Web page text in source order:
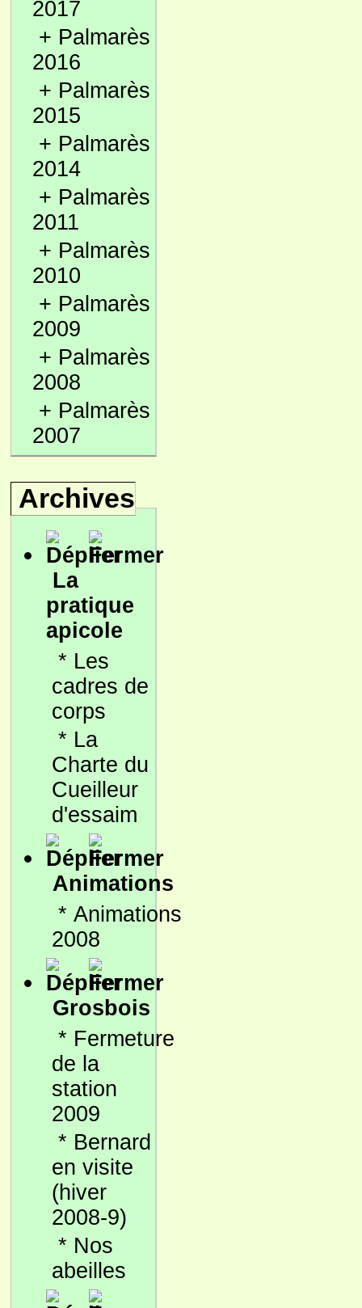
2017
+ Palmarès
2016
+ Palmarès
2015
+ Palmarès
2014
+ Palmarès
2011
+ Palmarès
2010
+ Palmarès
2009
+ Palmarès
2008
+ Palmarès
2007
Archives
La
pratique
apicole
* Les
cadres de
corps
* La
Charte du
Cueilleur
d'essaim
Animations
* Animations
2008
Grosbois
* Fermeture
de la
station
2009
* Bernard
en visite
(hiver
2008-9)
* Nos
abeilles